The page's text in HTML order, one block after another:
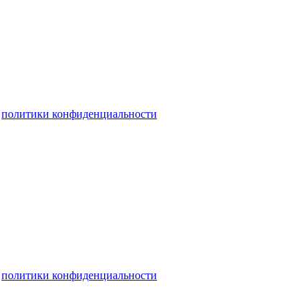
политики конфиденциальности
политики конфиденциальности